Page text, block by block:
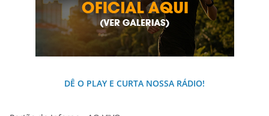
DÊ O PLAY E CURTA NOSSA RÁDIO!